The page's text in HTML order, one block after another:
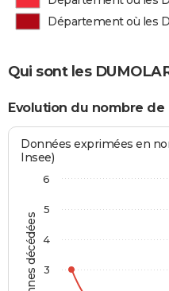
Département où les
Qui sont les
Evolution du nombre de
Données exprimées en
Insee)
3
4
5
6